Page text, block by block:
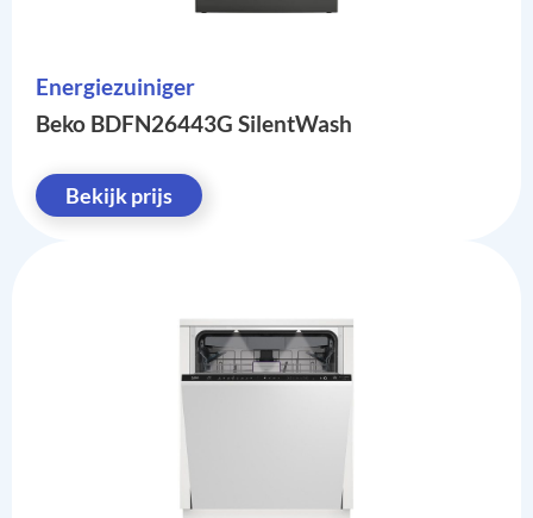
Energiezuiniger
Beko BDFN26443G SilentWash
Bekijk prijs